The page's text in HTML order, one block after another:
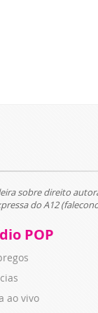
sobre direito
do A12
POP
ao vivo